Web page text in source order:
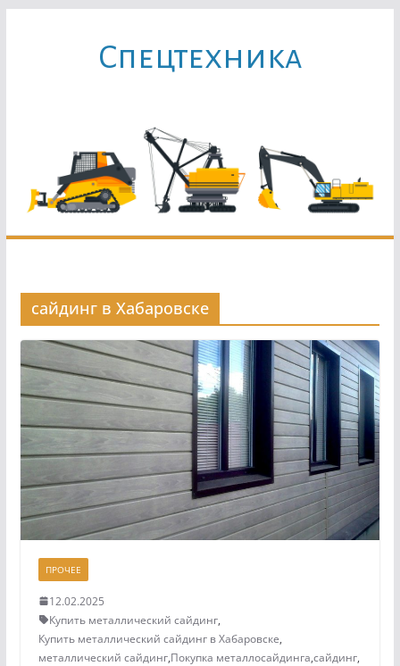
содержимомуCпецтехника
сайдинг в Хабаровске
ПРОЧЕЕ
12.02.2025
Купить металлический сайдинг,
Купить металлический сайдинг в Хабаровске,
металлический сайдинг,Покупка металлосайдинга,сайдинг,